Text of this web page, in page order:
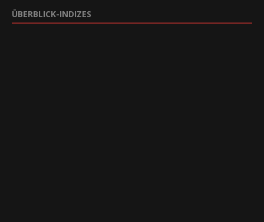
ÜBERBLICK-INDIZES